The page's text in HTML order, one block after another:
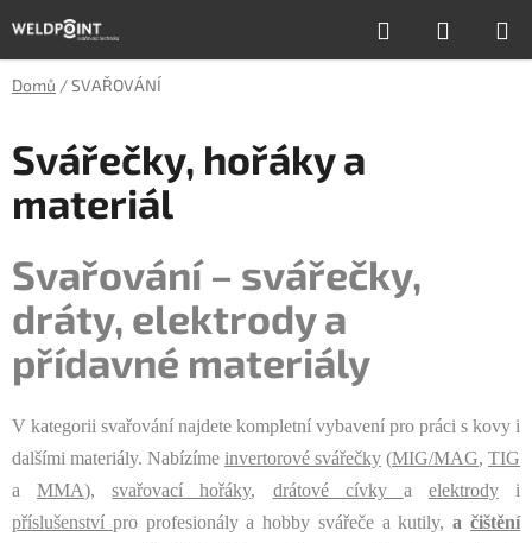
na
obsah
Hledat
KOŠÍK
Domů /SVAŘOVÁNÍ
Svářečky, hořáky a
materiál
Svařování – svářečky,
dráty, elektrody a
přídavné materiály
V kategorii svařování najdete kompletní vybavení pro práci s kovy i
dalšími materiály. Nabízíme invertorové svářečky (MIG/MAG, TIG
aMMA),svařovací hořáky, drátové cívky a elektrodyi
příslušenství pro profesionály a hobby svářeče a kutily,ačištění